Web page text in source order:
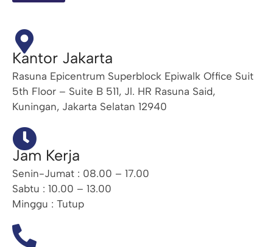
a
e
n
g
k
p
Kantor Jakarta
Rasuna Epicentrum Superblock Epiwalk Office Suit
5th Floor – Suite B 511, Jl. HR Rasuna Said,
Kuningan, Jakarta Selatan 12940
Jam Kerja
Senin-Jumat : 08.00 – 17.00
Sabtu : 10.00 – 13.00
Minggu : Tutup